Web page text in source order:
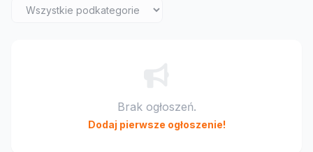
Brak ogłoszeń.
Dodaj pierwsze ogłoszenie!